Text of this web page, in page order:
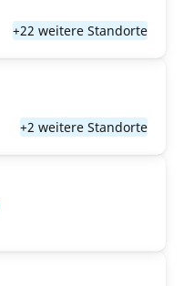
+22 weitere Standorte
+2 weitere Standorte